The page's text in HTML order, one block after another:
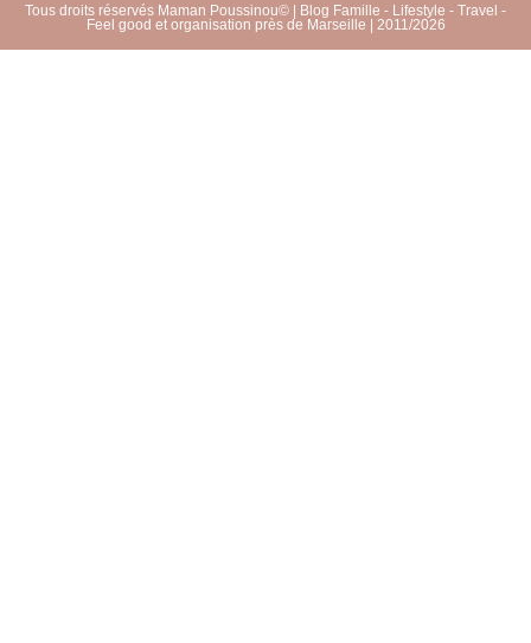
Tous droits réservés Maman Poussinou© | Blog Famille - Lifestyle - Travel -
Feel good et organisation près de Marseille | 2011/2026